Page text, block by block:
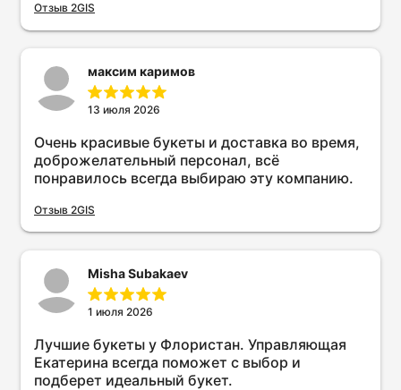
Отзыв 2GIS
максим каримов
13 июля 2026
Очень красивые букеты и доставка во время,
доброжелательный персонал, всё
понравилось всегда выбираю эту компанию.
Отзыв 2GIS
Misha Subakaev
1 июля 2026
Лучшие букеты у Флористан. Управляющая
Екатерина всегда поможет с выбор и
подберет идеальный букет.